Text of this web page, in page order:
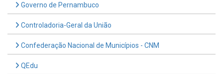
Governo de Pernambuco
Controladoria-Geral da União
Confederação Nacional de Municípios - CNM
QEdu